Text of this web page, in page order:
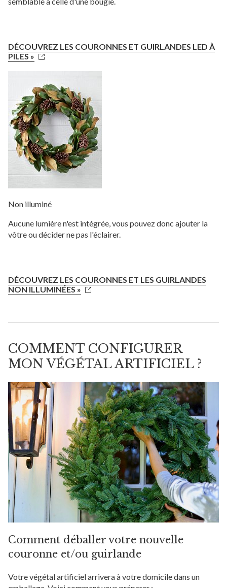
DÉCOUVREZ LES COURONNES ET GUIRLANDES LED À
PILES »
Non illuminé
Aucune lumière n'est intégrée, vous pouvez donc ajouter la
vôtre ou décider ne pas l'éclairer.
DÉCOUVREZ LES COURONNES ET LES GUIRLANDES
NON ILLUMINÉES »
COMMENT CONFIGURER
MON VÉGÉTAL ARTIFICIEL ?
Comment déballer votre nouvelle
couronne et/ou guirlande
Votre végétal artificiel arrivera à votre domicile dans un